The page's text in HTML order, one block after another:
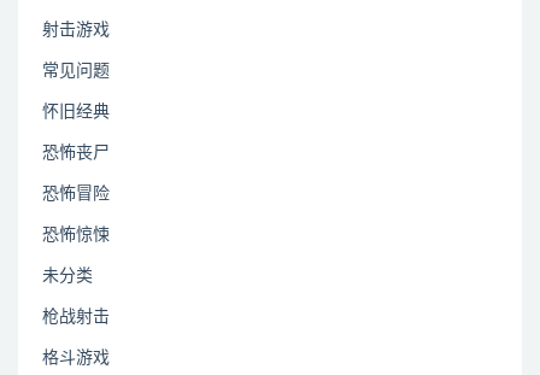
射击游戏
常见问题
怀旧经典
恐怖丧尸
恐怖冒险
恐怖惊悚
未分类
枪战射击
格斗游戏